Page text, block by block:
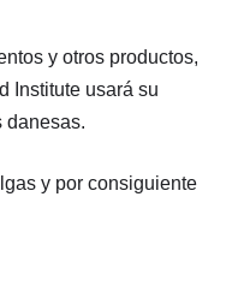
y otros productos,
Institute usará su
danesas.
y por consiguiente